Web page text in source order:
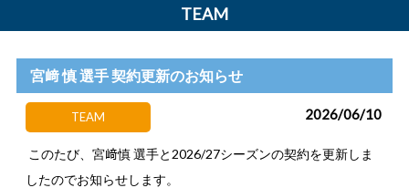
TEAM
宮﨑 慎 選手 契約更新のお知らせ
TEAM 2026/06/10
このたび、宮﨑慎 選手と2026/27シーズンの契約を更新しま
したのでお知らせします。